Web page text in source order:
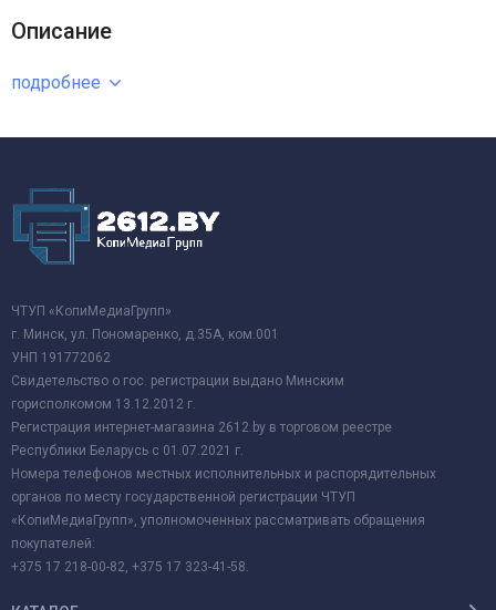
Описание
подробнее
ЧТУП «КопиМедиаГрупп»
г. Минск, ул. Пономаренко, д.35А, ком.001
УНП 191772062
Свидетельство о гос. регистрации выдано Минским
горисполкомом 13.12.2012 г.
Регистрация интернет-магазина 2612.by в торговом реестре
Республики Беларусь с 01.07.2021 г.
Номера телефонов местных исполнительных и распорядительных
органов по месту государственной регистрации ЧТУП
«КопиМедиаГрупп», уполномоченных рассматривать обращения
покупателей:
+375 17 218-00-82, +375 17 323-41-58.